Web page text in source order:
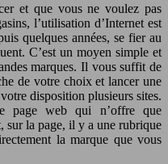
et que vous ne voulez pas
l’utilisation d’Internet est
quelques années, se fier au
C’est un moyen simple et
marques. Il vous suffit de
de votre choix et lancer une
disposition plusieurs sites.
page web qui n’offre que
sur la page, il y a une rubrique
la marque que vous